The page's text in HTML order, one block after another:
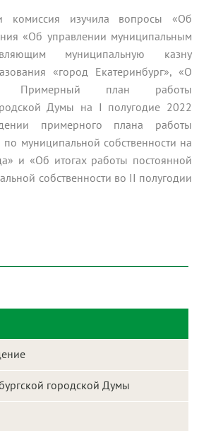
комиссия изучила вопросы «Об
«Об управлении муниципальным
муниципальную казну
«город Екатеринбург», «О
Примерный план работы
Думы на I полугодие 2022
примерного плана работы
муниципальной собственности на
и «Об итогах работы постоянной
собственности во II полугодии
городской Думы